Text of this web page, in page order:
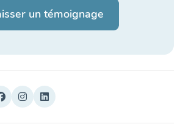
un témoignage